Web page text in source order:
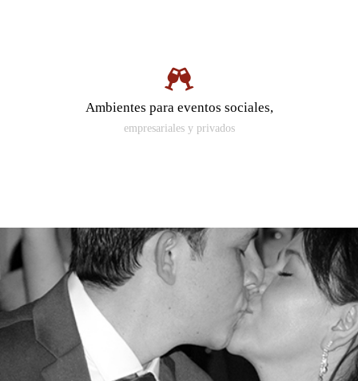
Ambientes para eventos sociales,
empresariales y privados